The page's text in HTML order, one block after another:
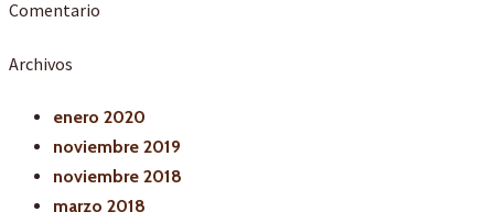
Comentario
Archivos
enero 2020
noviembre 2019
noviembre 2018
marzo 2018